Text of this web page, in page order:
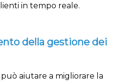
in tempo reale.
della gestione dei
può aiutare a migliorare la